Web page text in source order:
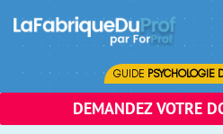
content
GUIDE PSYCHOLOGIE
DEMANDEZ VOTRE